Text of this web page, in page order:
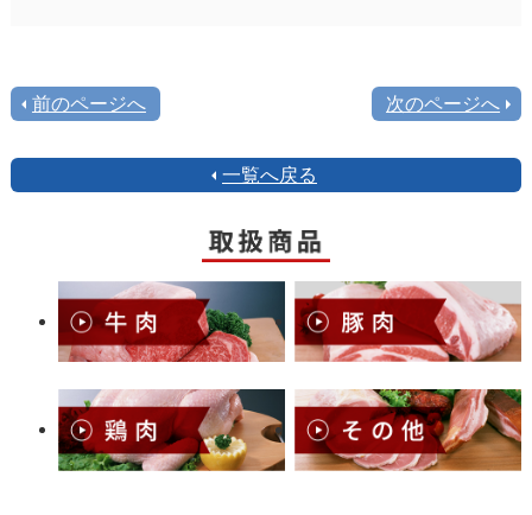
前のページへ 次のページへ
一覧へ戻る